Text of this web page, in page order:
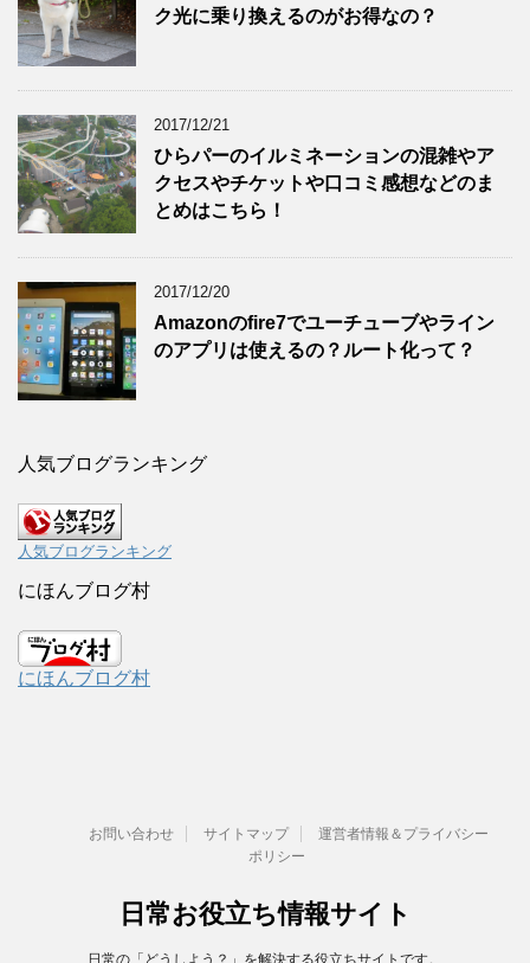
ク光に乗り換えるのがお得なの？
2017/12/21
ひらパーのイルミネーションの混雑やア
クセスやチケットや口コミ感想などのま
とめはこちら！
2017/12/20
Amazonのfire7でユーチューブやライン
のアプリは使えるの？ルート化って？
人気ブログランキング
人気ブログランキング
にほんブログ村
にほんブログ村
お問い合わせ サイトマップ
運営者情報＆プライバシー
ポリシー
日常お役立ち情報サイト
日常の「どうしよう？」を解決する役立ちサイトです。